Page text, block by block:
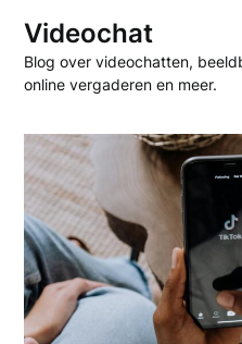
content
Videochat
Blog over videochatten,
online vergaderen en meer.